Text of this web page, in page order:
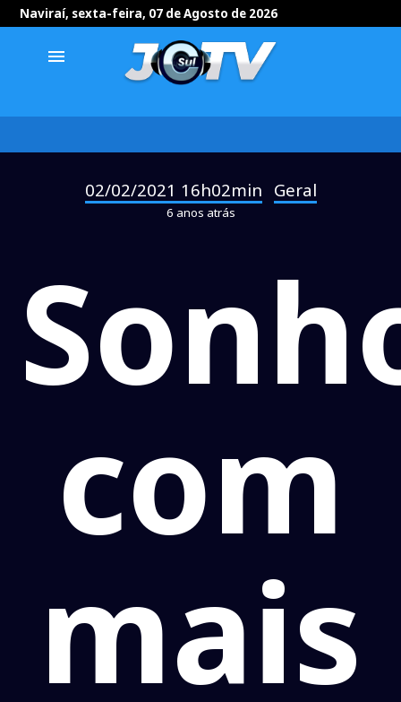
Naviraí, sexta-feira, 07 de Agosto de 2026
menu
02/02/2021 16h02min Geral
6 anos atrás
com
mais